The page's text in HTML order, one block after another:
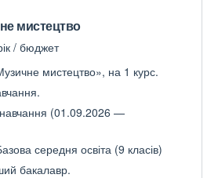
мистецтво
/ бюджет
мистецтво», на 1 курс.
навчання (01.09.2026 —
середня освіта (9 класів)
бакалавр.